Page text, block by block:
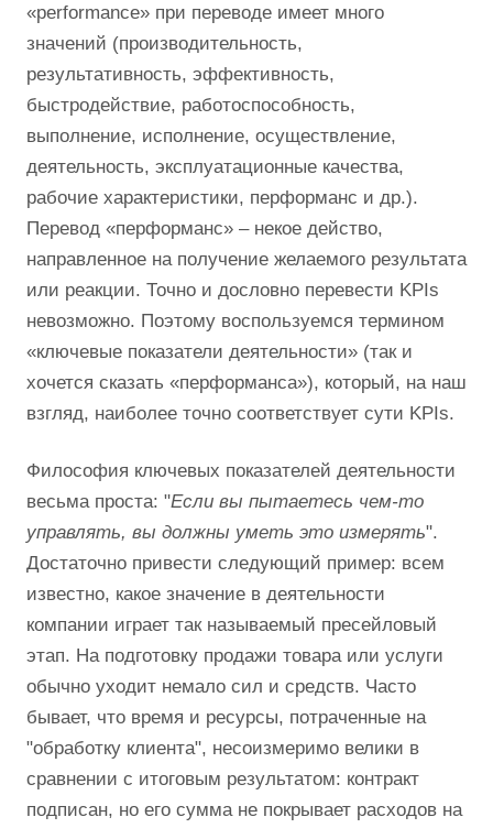
«рerformance» при переводе имеет много
значений (производительность,
результативность, эффективность,
быстродействие, работоспособность,
выполнение, исполнение, осуществление,
деятельность, эксплуатационные качества,
рабочие характеристики, перформанс и др.).
Перевод «перформанс» – некое действо,
направленное на получение желаемого результата
или реакции. Точно и дословно перевести KPIs
невозможно. Поэтому воспользуемся термином
«ключевые показатели деятельности» (так и
хочется сказать «перформанса»), который, на наш
взгляд, наиболее точно соответствует сути KPIs.
Философия ключевых показателей деятельности
весьма проста: "Если вы пытаетесь чем-то
управлять, вы должны уметь это измерять".
Достаточно привести следующий пример: всем
известно, какое значение в деятельности
компании играет так называемый пресейловый
этап. На подготовку продажи товара или услуги
обычно уходит немало сил и средств. Часто
бывает, что время и ресурсы, потраченные на
"обработку клиента", несоизмеримо велики в
сравнении с итоговым результатом: контракт
подписан, но его сумма не покрывает расходов на